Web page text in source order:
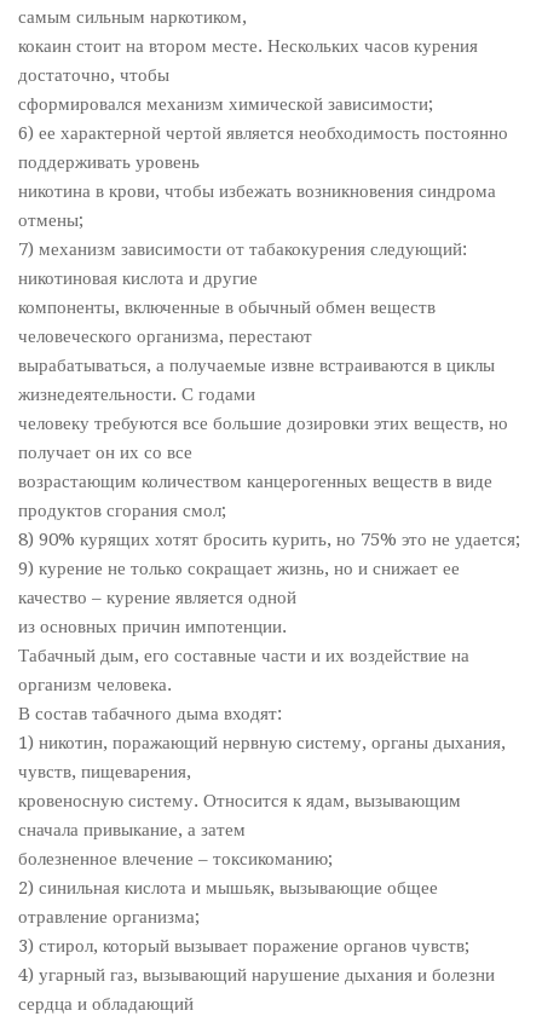
самым сильным наркотиком,
кокаин стоит на втором месте. Нескольких часов курения
достаточно, чтобы
сформировался механизм химической зависимости;
6) ее характерной чертой является необходимость постоянно
поддерживать уровень
никотина в крови, чтобы избежать возникновения синдрома
отмены;
7) механизм зависимости от табакокурения следующий:
никотиновая кислота и другие
компоненты, включенные в обычный обмен веществ
человеческого организма, перестают
вырабатываться, а получаемые извне встраиваются в циклы
жизнедеятельности. С годами
человеку требуются все большие дозировки этих веществ, но
получает он их со все
возрастающим количеством канцерогенных веществ в виде
продуктов сгорания смол;
8) 90% курящих хотят бросить курить, но 75% это не удается;
9) курение не только сокращает жизнь, но и снижает ее
качество – курение является одной
из основных причин импотенции.
Табачный дым, его составные части и их воздействие на
организм человека.
В состав табачного дыма входят:
1) никотин, поражающий нервную систему, органы дыхания,
чувств, пищеварения,
кровеносную систему. Относится к ядам, вызывающим
сначала привыкание, а затем
болезненное влечение – токсикоманию;
2) синильная кислота и мышьяк, вызывающие общее
отравление организма;
3) стирол, который вызывает поражение органов чувств;
4) угарный газ, вызывающий нарушение дыхания и болезни
сердца и обладающий